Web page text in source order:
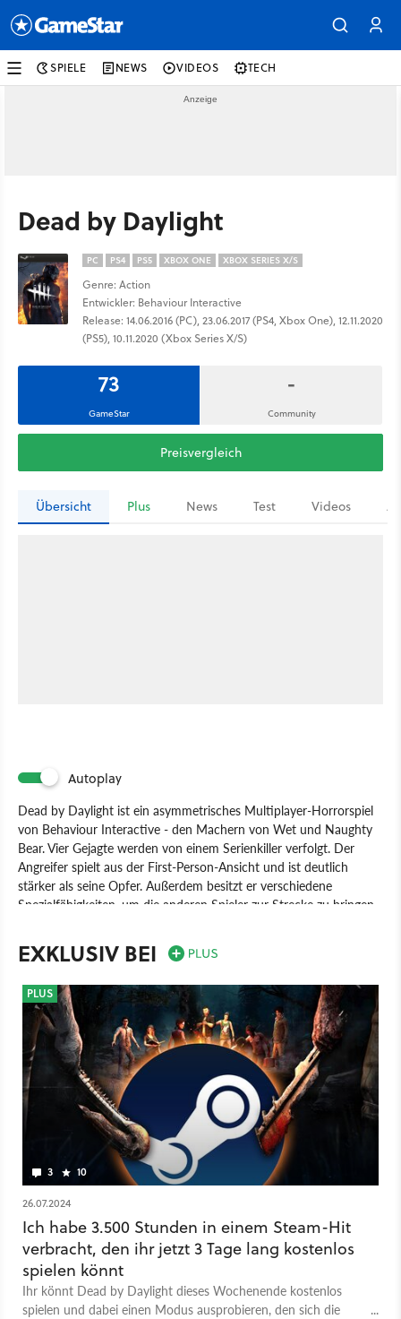
SPIELE NEWS VIDEOS TECH
Dead by Daylight
PC PS4 PS5 XBOX ONE XBOX SERIES X/S
Genre: Action
Entwickler: Behaviour Interactive
Release: 14.06.2016 (PC), 23.06.2017 (PS4, Xbox One), 12.11.2020
(PS5), 10.11.2020 (Xbox Series X/S)
73
GameStar
-
Community
Preisvergleich
Übersicht Plus News Test Videos
Autoplay
Dead by Daylight ist ein asymmetrisches Multiplayer-Horrorspiel
von Behaviour Interactive - den Machern von Wet und Naughty
Bear. Vier Gejagte werden von einem Serienkiller verfolgt. Der
Angreifer spielt aus der First-Person-Ansicht und ist deutlich
stärker als seine Opfer. Außerdem besitzt er verschiedene
Spezialfähigkeiten, um die anderen Spieler zur Strecke zu bringen.
jedoch über mehr Übersicht und müssen auf der Karte
unterschiedliche Aufgaben erfüllen, um erfolgreich zu fliehen.
Spiel Android Apple iOS Nintendo Switch
PlayStation 4
Xbox One Mobile Nintendo
EXKLUSIV BEI
3 10
PLUS
26.07.2024
Ich habe 3.500 Stunden in einem Steam-Hit
verbracht, den ihr jetzt 3 Tage lang kostenlos
spielen könnt
Ihr könnt Dead by Daylight dieses Wochenende kostenlos
spielen und dabei einen Modus ausprobieren, den sich die